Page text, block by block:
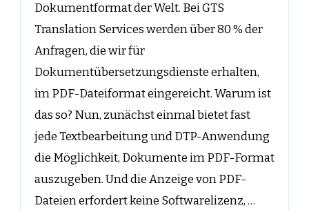
Dokumentformat der Welt. Bei GTS
Translation Services werden über 80 % der
Anfragen, die wir für
Dokumentübersetzungsdienste erhalten,
im PDF-Dateiformat eingereicht. Warum ist
das so? Nun, zunächst einmal bietet fast
jede Textbearbeitung und DTP-Anwendung
die Möglichkeit, Dokumente im PDF-Format
auszugeben. Und die Anzeige von PDF-
Dateien erfordert keine Softwarelizenz, …